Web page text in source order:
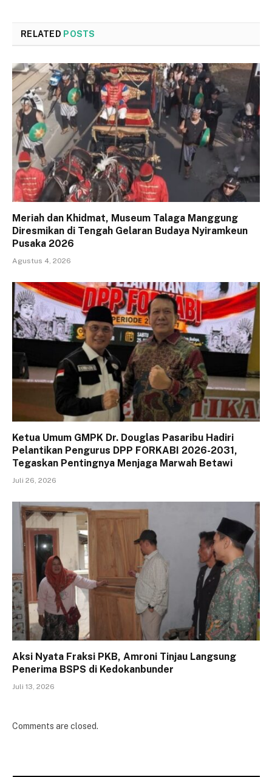
RELATED POSTS
Meriah dan Khidmat, Museum Talaga Manggung
Diresmikan di Tengah Gelaran Budaya Nyiramkeun
Pusaka 2026
Agustus 4, 2026
Ketua Umum GMPK Dr. Douglas Pasaribu Hadiri
Pelantikan Pengurus DPP FORKABI 2026-2031,
Tegaskan Pentingnya Menjaga Marwah Betawi
Juli 26, 2026
Aksi Nyata Fraksi PKB, Amroni Tinjau Langsung
Penerima BSPS di Kedokanbunder
Juli 13, 2026
Comments are closed.